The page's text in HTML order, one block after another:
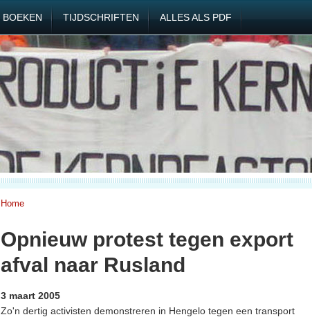
BOEKEN TIJDSCHRIFTEN ALLES ALS PDF
Home
Opnieuw protest tegen export
afval naar Rusland
3 maart 2005
Zo'n dertig activisten demonstreren in Hengelo tegen een transport